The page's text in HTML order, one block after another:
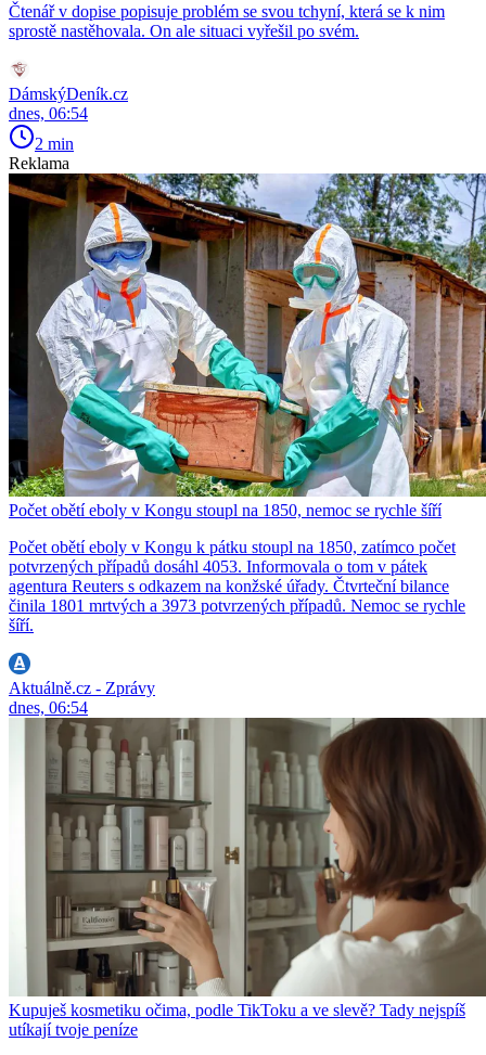
Čtenář v dopise popisuje problém se svou tchyní, která se k nim
sprostě nastěhovala. On ale situaci vyřešil po svém.
DámskýDeník.cz
dnes, 06:54
2 min
Reklama
Počet obětí eboly v Kongu stoupl na 1850, nemoc se rychle šíří
Počet obětí eboly v Kongu k pátku stoupl na 1850, zatímco počet
potvrzených případů dosáhl 4053. Informovala o tom v pátek
agentura Reuters s odkazem na konžské úřady. Čtvrteční bilance
činila 1801 mrtvých a 3973 potvrzených případů. Nemoc se rychle
šíří.
Aktuálně.cz - Zprávy
dnes, 06:54
Kupuješ kosmetiku očima, podle TikToku a ve slevě? Tady nejspíš
utíkají tvoje peníze